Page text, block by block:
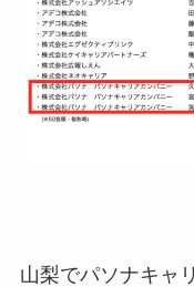
山梨でパソナキャ